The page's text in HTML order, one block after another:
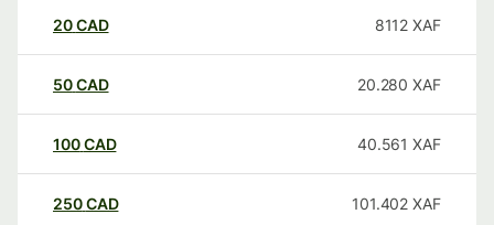
20CAD 8112 XAF
50CAD 20.280 XAF
100CAD 40.561 XAF
250CAD 101.402 XAF